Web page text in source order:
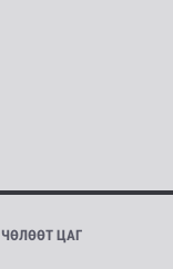
ЧӨЛӨӨТ ЦАГ